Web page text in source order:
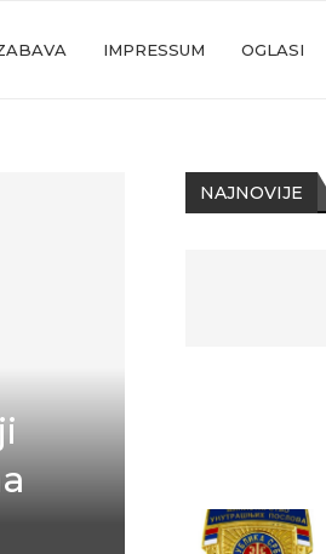
IMPRESSUM OGLASI
NAJNOVIJE